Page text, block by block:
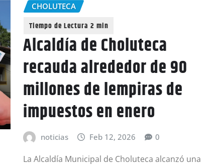
CHOLUTECA
Alcaldía de Choluteca
recauda alrededor de 90
millones de lempiras de
impuestos en enero
noticias Feb 12, 2026 0
La Alcaldía Municipal de Choluteca alcanzó una